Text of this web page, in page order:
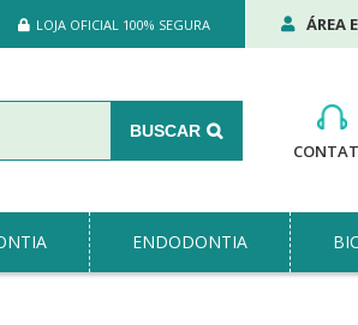
LOJA OFICIAL 100% SEGURA ÁREA
BUSCAR
ENDODONTIA